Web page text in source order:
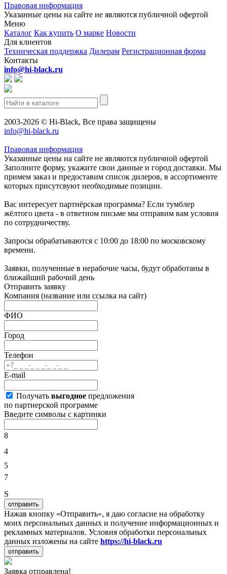
Правовая информация
Указанные цены на сайте не являются публичной офертой
Меню
Каталог Как купить О марке Новости
Для клиентов
Техническая поддержка Дилерам Регистрационная форма
Контакты
info@hi-black.ru
2003-2026 © Hi-Black, Все права защищены
info@hi-black.ru
Правовая информация
Указанные цены на сайте не являются публичной офертой
Заполните форму, укажите свои данные и город доставки. Мы
примем заказ и предоставим список дилеров, в ассортименте
которых присутсвуют необходимые позиции.
Вас интересует партнёрская программа? Если тумблер
жёлтого цвета - в ответном письме мы отправим вам условия
по сотрудничеству.
Запросы обрабатываются с 10:00 до 18:00 по московскому
времени.
Заявки, полученные в нерабочие часы, будут обработаны в
ближайший рабочий день
Отправить заявку
Компания (название или ссылка на сайт)
ФИО
Город
Телефон
E-mail
Получать выгодное предложения
по партнерской программе
Введите символы с картинки
8
4
5
7
S
отправить
Нажав кнопку «Отправить», я даю согласие на обработку
моих персональных данных и получение информационных и
рекламных материалов. Условия обработки персональных
данных изложены на сайте https://hi-black.ru
отправить
Заявка отправлена!